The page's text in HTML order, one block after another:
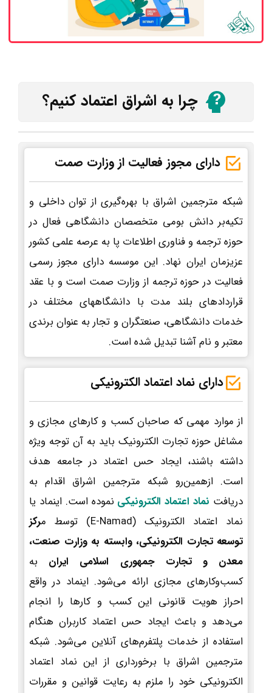
چرا به اشراق اعتماد کنیم؟
دارای مجوز فعالیت از وزارت صمت
شبکه مترجمین اشراق با بهره‌گیری از توان داخلی و
تکیه‌بر دانش بومی متخصصان دانشگاهی فعال در
حوزه ترجمه و فناوری اطلاعات پا به عرصه علمی کشور
عزیزمان ایران نهاد. این موسسه دارای مجوز رسمی
فعالیت در حوزه ترجمه از وزارت صمت است و با عقد
قراردادهای بلند مدت با دانشگاههای مختلف در
خدمات دانشگاهی، صنعتگران و تجار به عنوان برندی
معتبر و نام آشنا تبدیل شده است.
دارای نماد اعتماد الکترونیکی
از موارد مهمی که صاحبان کسب و کارهای مجازی و
مشاغل حوزه تجارت الکترونیک باید به آن توجه ویژه
داشته باشند، ایجاد حس اعتماد در جامعه هدف
است. ازهمین‌رو شبکه مترجمین اشراق اقدام به
دریافت نماد اعتماد الکترونیکی نموده است. اینماد یا
نماد اعتماد الکترونیک (E-Namad) توسط م
رکز
توسعه تجارت الکترونیکی، وابسته به وزارت صنعت،
معدن و تجارت جمهوری اسلامی ایران به
کسب‌وکارهای مجازی ارائه می‌شود. اینماد در واقع
احراز هویت قانونی این کسب و کارها را انجام
می‌دهد و باعث ایجاد حس اعتماد کاربران هنگام
استفاده از خدمات پلتفرم‌های آنلاین می‌شود. شبکه
مترجمین اشراق با برخورداری از این نماد اعتماد
الکترونیکی خود را ملزم به رعایت قوانین و مقررات